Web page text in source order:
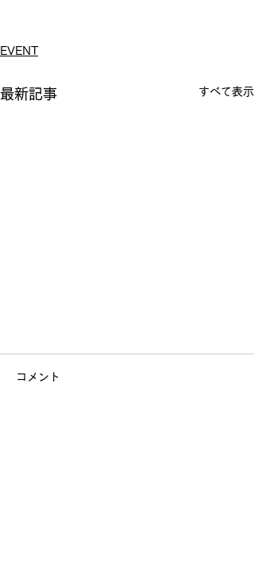
EVENT
最新記事 すべて表示
コメント